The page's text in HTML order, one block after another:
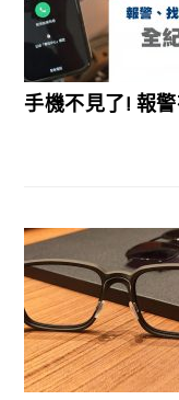
手機不見了! 報